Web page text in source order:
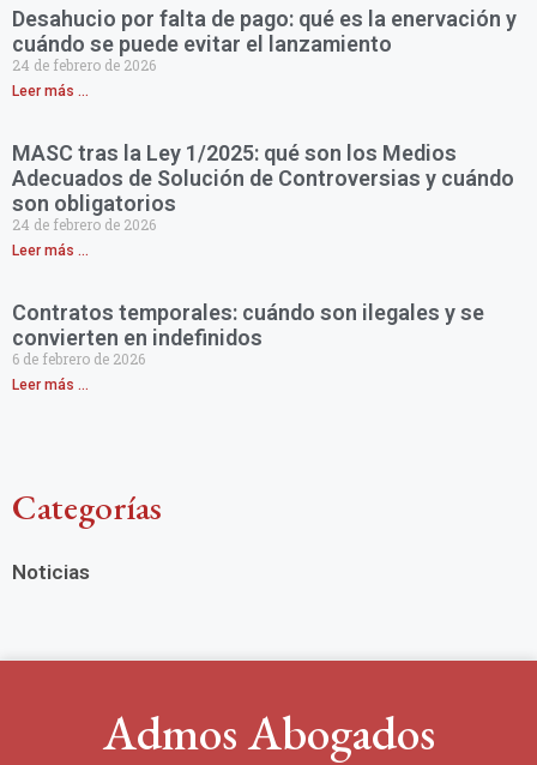
Desahucio por falta de pago: qué es la enervación y
cuándo se puede evitar el lanzamiento
24 de febrero de 2026
Leer más ...
MASC tras la Ley 1/2025: qué son los Medios
Adecuados de Solución de Controversias y cuándo
son obligatorios
24 de febrero de 2026
Leer más ...
Contratos temporales: cuándo son ilegales y se
convierten en indefinidos
6 de febrero de 2026
Leer más ...
Categorías
Noticias
Admos Abogados